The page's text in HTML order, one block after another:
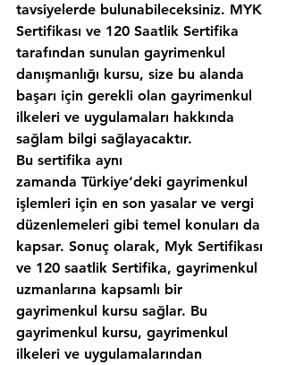
tavsiyelerde bulunabileceksiniz. MYK
Sertifikası ve 120 Saatlik Sertifika
tarafından sunulan gayrimenkul
danışmanlığı kursu, size bu alanda
başarı için gerekli olan gayrimenkul
ilkeleri ve uygulamaları hakkında
sağlam bilgi sağlayacaktır.
Bu sertifika aynı
zamanda Türkiye‘deki gayrimenkul
işlemleri için en son yasalar ve vergi
düzenlemeleri gibi temel konuları da
kapsar. Sonuç olarak, Myk Sertifikası
ve 120 saatlik Sertifika, gayrimenkul
uzmanlarına kapsamlı bir
gayrimenkul kursu sağlar. Bu
gayrimenkul kursu, gayrimenkul
ilkeleri ve uygulamalarından